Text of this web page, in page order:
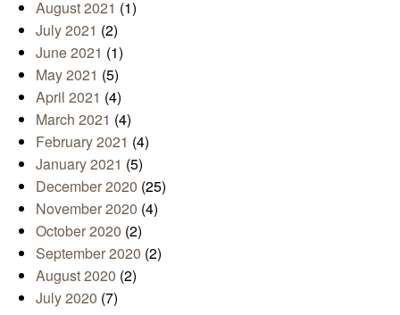
August 2021 (1)
July 2021 (2)
June 2021 (1)
May 2021 (5)
April 2021 (4)
March 2021 (4)
February 2021 (4)
January 2021 (5)
December 2020 (25)
November 2020 (4)
October 2020 (2)
September 2020 (2)
August 2020 (2)
July 2020 (7)